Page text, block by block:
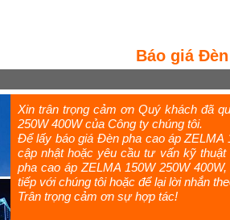
Báo giá
Xin trân trọng cảm ơn Quý khách đã
250W 400W của Công ty chúng tôi.
Để lấy báo giá Đèn pha cao áp
cập nhật hoặc yêu cầu tư vấn kỹ
pha cao áp ZELMA 150W 250W
tiếp với chúng tôi hoặc để lại lời nhắn
Trân trọng cảm ơn sự hợp tác!